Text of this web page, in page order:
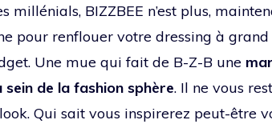
millénials, BIZZBEE n’est plus,
pour renflouer votre dressing à
Une mue qui fait de B-Z-B une
de la fashion sphère. Il ne vous
Qui sait vous inspirerez peut-être